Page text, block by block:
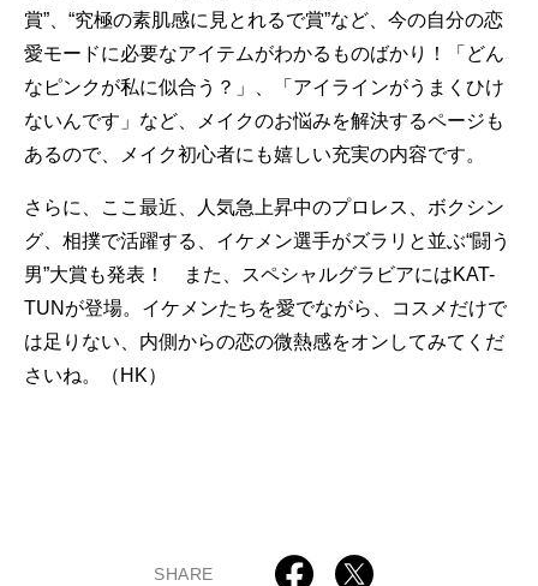
賞”、“究極の素肌感に見とれるで賞”など、今の自分の恋
愛モードに必要なアイテムがわかるものばかり！「どん
なピンクが私に似合う？」、「アイラインがうまくひけ
ないんです」など、メイクのお悩みを解決するページも
あるので、メイク初心者にも嬉しい充実の内容です。
さらに、ここ最近、人気急上昇中のプロレス、ボクシン
グ、相撲で活躍する、イケメン選手がズラリと並ぶ“闘う
男”大賞も発表！ また、スペシャルグラビアにはKAT-
TUNが登場。イケメンたちを愛でながら、コスメだけで
は足りない、内側からの恋の微熱感をオンしてみてくだ
さいね。（HK）
SHARE